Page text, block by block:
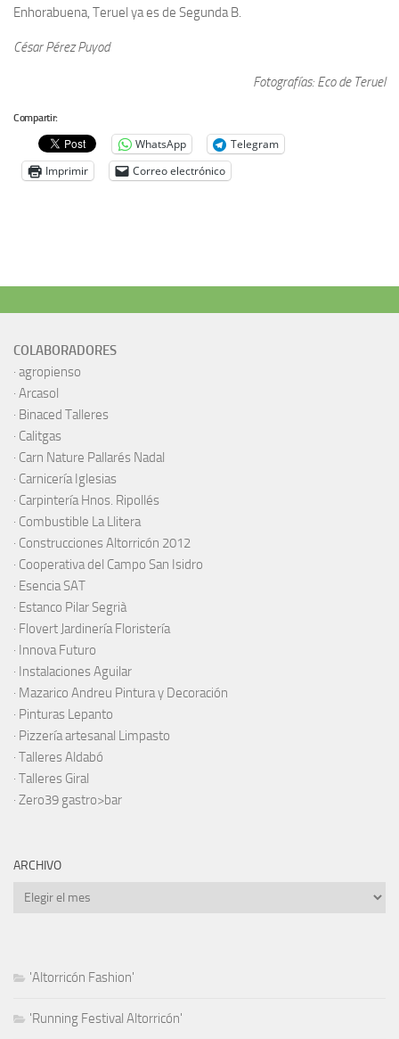
Enhorabuena, Teruel ya es de Segunda B.
César Pérez Puyod
Fotografías: Eco de Teruel
Compartir:
WhatsApp
Telegram
Imprimir
Correo electrónico
COLABORADORES
· agropienso
· Arcasol
· Binaced Talleres
· Calitgas
· Carn Nature Pallarés Nadal
· Carnicería Iglesias
· Carpintería Hnos. Ripollés
· Combustible La Llitera
· Construcciones Altorricón 2012
· Cooperativa del Campo San Isidro
· Esencia SAT
· Estanco Pilar Segrià
· Flovert Jardinería Floristería
· Innova Futuro
· Instalaciones Aguilar
· Mazarico Andreu Pintura y Decoración
· Pinturas Lepanto
· Pizzería artesanal Limpasto
· Talleres Aldabó
· Talleres Giral
· Zero39 gastro>bar
ARCHIVO
Archivo
'Altorricón Fashion'
'Running Festival Altorricón'